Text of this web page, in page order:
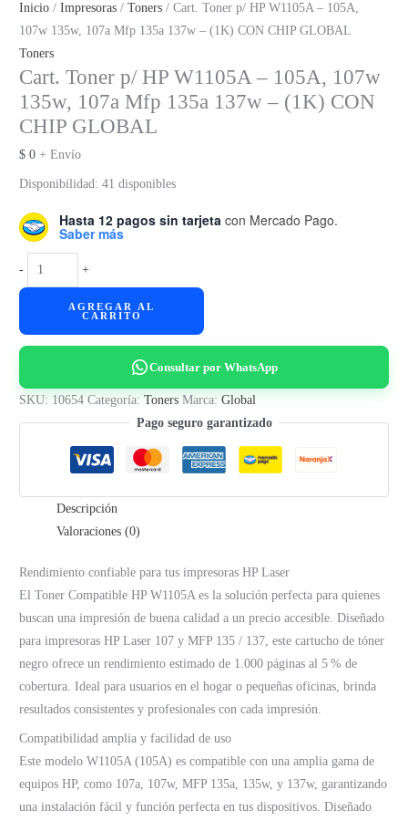
Inicio /Impresoras /Toners / Cart. Toner p/ HP W1105A – 105A,
107w 135w, 107a Mfp 135a 137w – (1K) CON CHIP GLOBAL
Toners
Cart. Toner p/ HP W1105A – 105A, 107w
135w, 107a Mfp 135a 137w – (1K) CON
CHIP GLOBAL
$ 0 + Envío
Disponibilidad: 41 disponibles
Hasta 12 pagos sin tarjeta con Mercado Pago.
Saber más
-
Cart.
Toner
105A,
107w
GLOBAL
cantidad
+
AGREGAR AL
CARRITO
Consultar por WhatsApp
SKU: 10654 Categoría:Toners Marca:Global
Pago seguro garantizado
Descripción
Valoraciones (0)
Rendimiento confiable para tus impresoras HP Laser
El Toner Compatible HP W1105A es la solución perfecta para quienes
buscan una impresión de buena calidad a un precio accesible. Diseñado
para impresoras HP Laser 107 y MFP 135 / 137, este cartucho de tóner
negro ofrece un rendimiento estimado de 1.000 páginas al 5 % de
cobertura. Ideal para usuarios en el hogar o pequeñas oficinas, brinda
resultados consistentes y profesionales con cada impresión.
Compatibilidad amplia y facilidad de uso
Este modelo W1105A (105A) es compatible con una amplia gama de
equipos HP, como 107a, 107w, MFP 135a, 135w, y 137w, garantizando
una instalación fácil y función perfecta en tus dispositivos. Diseñado